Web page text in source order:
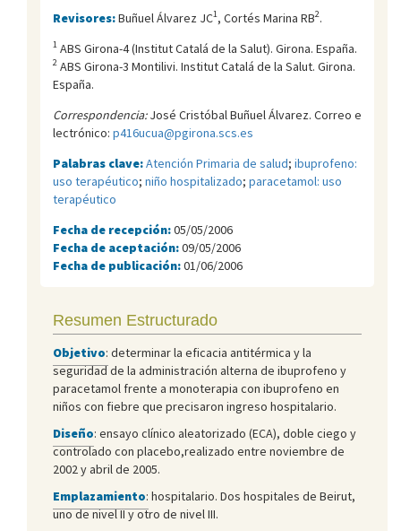
Revisores:Buñuel Álvarez JC1, Cortés Marina RB2.
1 ABS Girona-4 (Institut Catalá de la Salut). Girona. España.
2 ABS Girona-3 Montilivi. Institut Catalá de la Salut. Girona.
España.
Correspondencia:José Cristóbal Buñuel Álvarez. Correo e
lectrónico: p416ucua@pgirona.scs.es
Palabras clave:Atención Primaria de salud; ibuprofeno:
uso terapéutico; niño hospitalizado; paracetamol: uso
terapéutico
Fecha de recepción:05/05/2006
Fecha de aceptación:09/05/2006
Fecha de publicación:01/06/2006
Resumen Estructurado
Objetivo: determinar la eficacia antitérmica y la
seguridad de la administración alterna de ibuprofeno y
paracetamol frente a monoterapia con ibuprofeno en
niños con fiebre que precisaron ingreso hospitalario.
Diseño: ensayo clínico aleatorizado (ECA), doble ciego y
controlado con placebo,realizado entre noviembre de
2002 y abril de 2005.
Emplazamiento: hospitalario. Dos hospitales de Beirut,
uno de nivel II y otro de nivel III.